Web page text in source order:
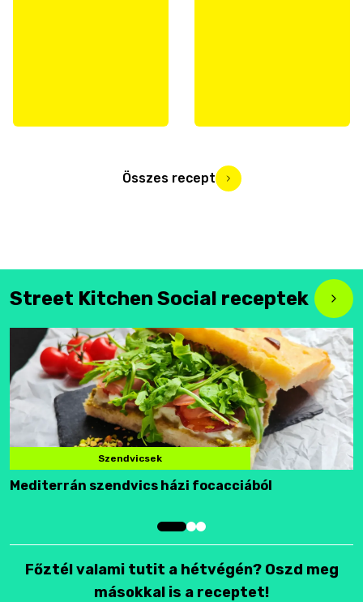
Összes recept
Street Kitchen Social receptek
Szendvicsek
Mediterrán szendvics házi focacciából
Főztél valami tutit a hétvégén? Oszd meg
másokkal is a receptet!